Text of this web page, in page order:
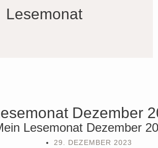
Lesemonat
Lesemonat Dezember
29. DEZEMBER 2023